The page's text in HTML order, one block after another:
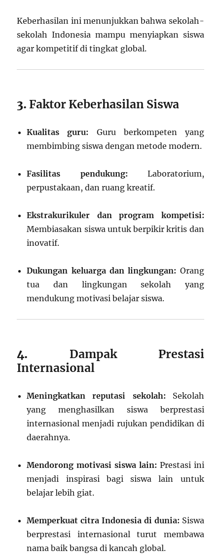
Keberhasilan ini menunjukkan bahwa sekolah-
sekolah Indonesia mampu menyiapkan siswa
agar kompetitif di tingkat global.
3.Faktor Keberhasilan Siswa
Kualitas guru: Guru berkompeten yang
membimbing siswa dengan metode modern.
Fasilitas pendukung: Laboratorium,
perpustakaan, dan ruang kreatif.
Ekstrakurikuler dan program kompetisi:
Membiasakan siswa untuk berpikir kritis dan
inovatif.
Dukungan keluarga dan lingkungan: Orang
tua dan lingkungan sekolah yang
mendukung motivasi belajar siswa.
4. Dampak Prestasi
Internasional
Meningkatkan reputasi sekolah: Sekolah
yang menghasilkan siswa berprestasi
internasional menjadi rujukan pendidikan di
daerahnya.
Mendorong motivasi siswa lain: Prestasi ini
menjadi inspirasi bagi siswa lain untuk
belajar lebih giat.
Memperkuat citra Indonesia di dunia: Siswa
berprestasi internasional turut membawa
nama baik bangsa di kancah global.